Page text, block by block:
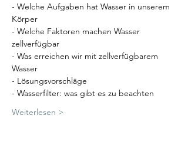
- Welche Aufgaben hat Wasser in unserem
Körper
- Welche Faktoren machen Wasser
zellverfügbar
- Was erreichen wir mit zellverfügbarem
Wasser
- Lösungsvorschläge
- Wasserfilter: was gibt es zu beachten
Weiterlesen >